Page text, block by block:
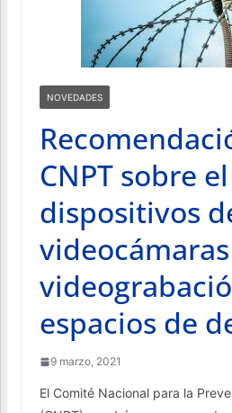
NOVEDADES
CNPT sobre
dispositivos
espacios de
9 marzo, 2021
El Comité Nacional para la